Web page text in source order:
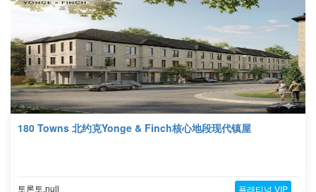
180 Towns 北约克Yonge & Finch核心地段现代镇屋
토론토,null
플래티넘 VIP